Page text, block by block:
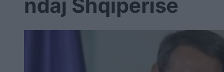
ndaj Shqipërisë